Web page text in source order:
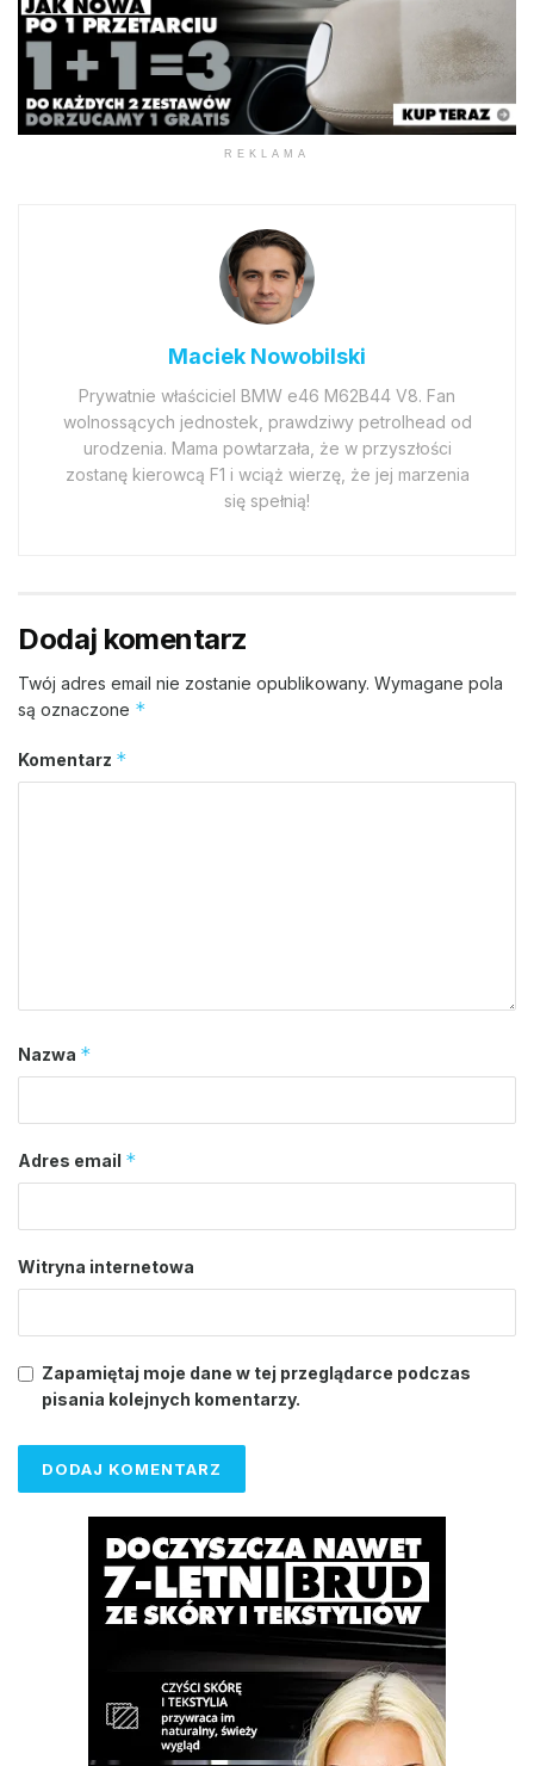
REKLAMA
Maciek Nowobilski
Prywatnie właściciel BMW e46 M62B44 V8. Fan
wolnossących jednostek, prawdziwy petrolhead od
urodzenia. Mama powtarzała, że w przyszłości
zostanę kierowcą F1 i wciąż wierzę, że jej marzenia
się spełnią!
Dodaj komentarz
Twój adres email nie zostanie opublikowany. Wymagane pola
są oznaczone *
Komentarz *
Nazwa *
Adres email *
Witryna internetowa
Zapamiętaj moje dane w tej przeglądarce podczas
pisania kolejnych komentarzy.